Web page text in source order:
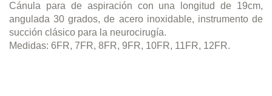
Cánula para de aspiración con una longitud de 19cm,
angulada 30 grados, de acero inoxidable, instrumento de
succión clásico para la neurocirugía.
Medidas: 6FR, 7FR, 8FR, 9FR, 10FR, 11FR, 12FR.